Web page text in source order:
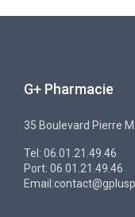
G+ Pharmacie
35 Boulevard Pierre
Tel: 06.01.21.49.46
Port: 06.01.21.49.46